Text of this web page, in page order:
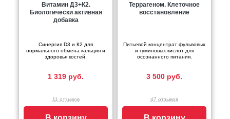
Витамин Д3+К2.
Биологически активная
добавка
Синергия D3 и К2 для
нормального обмена кальция и
здоровья костей.
1 319 руб.
11 отзывов
Террагеном. Клеточное
восстановление
Питьевой концентрат фульвовых
и гуминовых кислот для
осознанного питания.
3 500 руб.
47 отзывов